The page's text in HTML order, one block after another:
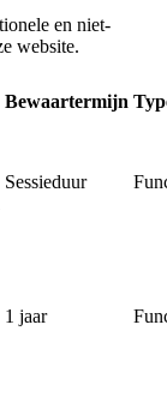
en niet-
website.
Bewaartermijn
Sessieduur
1 jaar